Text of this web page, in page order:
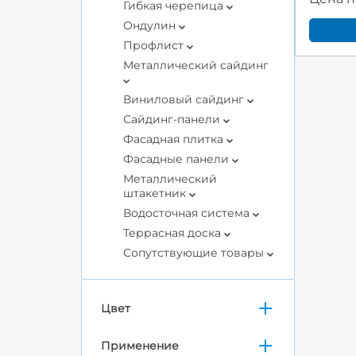
Гибкая черепица
Ондулин
Профлист
Металлический сайдинг
Виниловый сайдинг
Сайдинг-панели
Фасадная плитка
Фасадные панели
Металлический
штакетник
Водосточная система
Террасная доска
Сопутствующие товары
Цвет
Применение